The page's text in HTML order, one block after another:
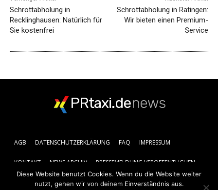
Schrottabholung in
Recklinghausen: Natürlich für
Sie kostenfrei
Schrottabholung in Ratingen:
Wir bieten einen Premium-
Service
PRtaxi.denews
AGB DATENSCHUTZERKLÄRUNG FAQ IMPRESSUM
KONTAKT NEWS ARCHIV PRESSEMELDUNG VERÖFFENTLICHEN
Diese Website benutzt Cookies. Wenn du die Website weiter
nutzt, gehen wir von deinem Einverständnis aus.